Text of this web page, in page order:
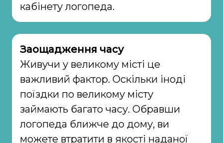
кабінету логопеда.
Заощадження часу
Живучи у великому місті це
важливий фактор. Оскільки іноді
поїздки по великому місту
займають багато часу. Обравши
логопеда ближче до дому, ви
можете втратити в якості наданої